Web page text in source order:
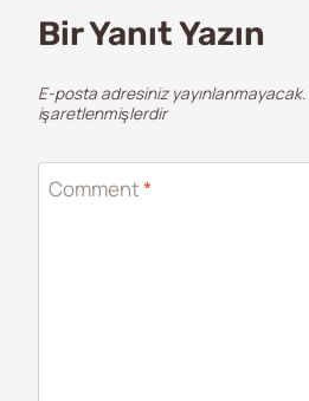
Bir Yanıt Yazın
E-posta adresiniz yayınlanmayacak.
işaretlenmişlerdir
Comment*